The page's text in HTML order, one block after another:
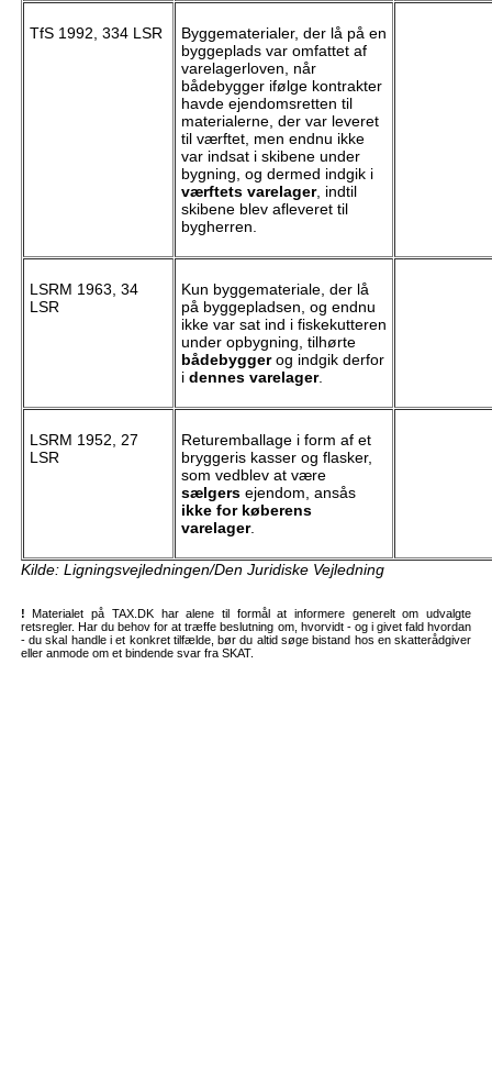
TfS 1992, 334 LSR
Byggematerialer, der lå på en
byggeplads var omfattet af
varelagerloven, når
bådebygger ifølge kontrakter
havde ejendomsretten til
materialerne, der var leveret
til værftet, men endnu ikke
var indsat i skibene under
bygning, og dermed indgik i
værftets varelager, indtil
skibene blev afleveret til
bygherren.
LSRM 1963, 34
LSR
Kun byggemateriale, der lå
på byggepladsen, og endnu
ikke var sat ind i fiskekutteren
under opbygning, tilhørte
bådebyggerog indgik derfor
i dennes varelager.
LSRM 1952, 27
LSR
Returemballage i form af et
bryggeris kasser og flasker,
som vedblev at være
sælgersejendom, ansås
ikke for køberens
varelager.
Kilde: Ligningsvejledningen/Den Juridiske Vejledning
! Materialet på TAX.DK har alene til formål at informere generelt om udvalgte
retsregler. Har du behov for at træffe beslutning om, hvorvidt - og i givet fald hvordan
- du skal handle i et konkret tilfælde, bør du altid søge bistand hos en skatterådgiver
eller anmode om et bindende svar fra SKAT.